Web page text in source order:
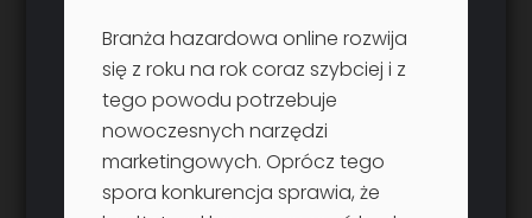
Branża hazardowa online rozwija
się z roku na rok coraz szybciej i z
tego powodu potrzebuje
nowoczesnych narzędzi
marketingowych. Oprócz tego
spora konkurencja sprawia, że